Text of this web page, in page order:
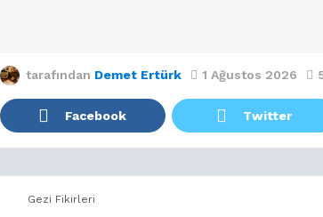
tarafından Demet Ertürk 1 Ağustos 2026
Facebook Twitter
Gezi Fikirleri